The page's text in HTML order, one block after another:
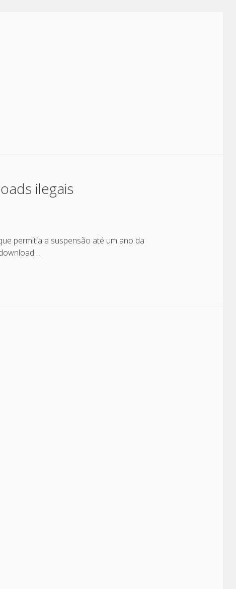
ilegais
permitia a suspensão até um ano da